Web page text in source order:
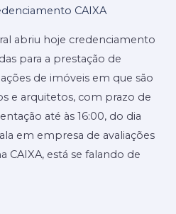
CAIXA
abriu hoje credenciamento
para a prestação de
de imóveis em que são
e arquitetos, com prazo de
até às 16:00, do dia
em empresa de avaliações
CAIXA, está se falando de